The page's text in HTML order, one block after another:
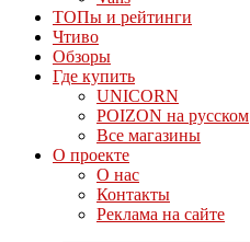
ТОПы и рейтинги
Чтиво
Обзоры
Где купить
UNICORN
POIZON на русском
Все магазины
О проекте
О нас
Контакты
Реклама на сайте